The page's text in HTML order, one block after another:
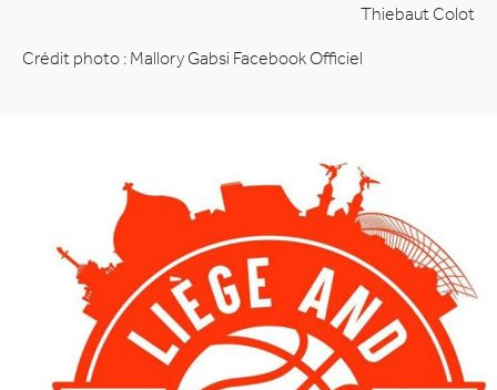
Thiebaut Colot
Crédit photo : Mallory Gabsi Facebook Officiel